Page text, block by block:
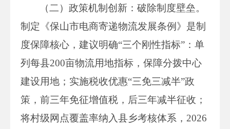
（二）政策机制创新：破除制度壁垒。
制定《保山市电商寄递物流发展条例》是制
度保障核心，建议明确“三个刚性指标”：单
列每县200亩物流用地指标，保障分拨中心
建设用地；实施税收优惠“三免三减半”政
策，前三年免征增值税，后三年减半征收；
将村级网点覆盖率纳入县乡考核体系，2026